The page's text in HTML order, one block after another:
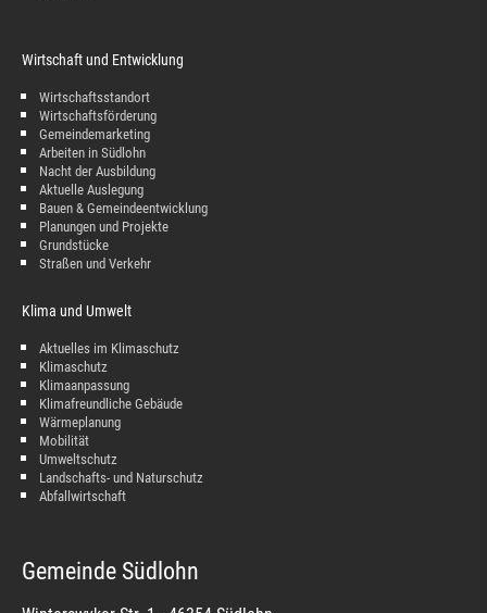
Wirtschaft und Entwicklung
Wirtschaftsstandort
Wirtschaftsförderung
Gemeindemarketing
Arbeiten in Südlohn
Nacht der Ausbildung
Aktuelle Auslegung
Bauen & Gemeindeentwicklung
Planungen und Projekte
Grundstücke
Straßen und Verkehr
Klima und Umwelt
Aktuelles im Klimaschutz
Klimaschutz
Klimaanpassung
Klimafreundliche Gebäude
Wärmeplanung
Mobilität
Umweltschutz
Landschafts- und Naturschutz
Abfallwirtschaft
Gemeinde Südlohn